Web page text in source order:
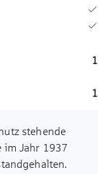
1
1
stehende
im Jahr 1937